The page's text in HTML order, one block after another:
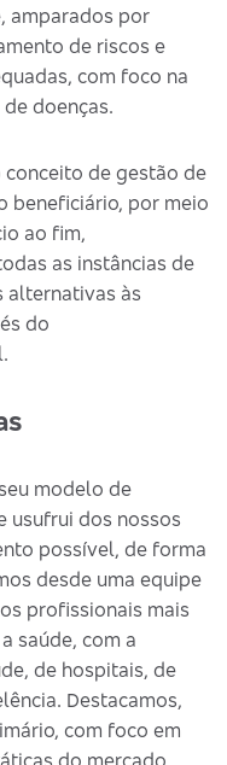
amparados por
de riscos e
com foco na
doenças.
conceito de gestão de
beneficiário, por meio
ao fim,
as instâncias de
alternativas às
do
modelo de
usufrui dos nossos
possível, de forma
desde uma equipe
profissionais mais
saúde, com a
de hospitais, de
Destacamos,
com foco em
do mercado.